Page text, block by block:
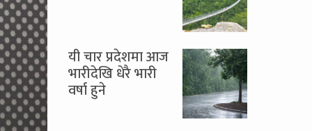
यी चार प्रदेशमा आज
भारीदेखि धेरै भारी
वर्षा हुने